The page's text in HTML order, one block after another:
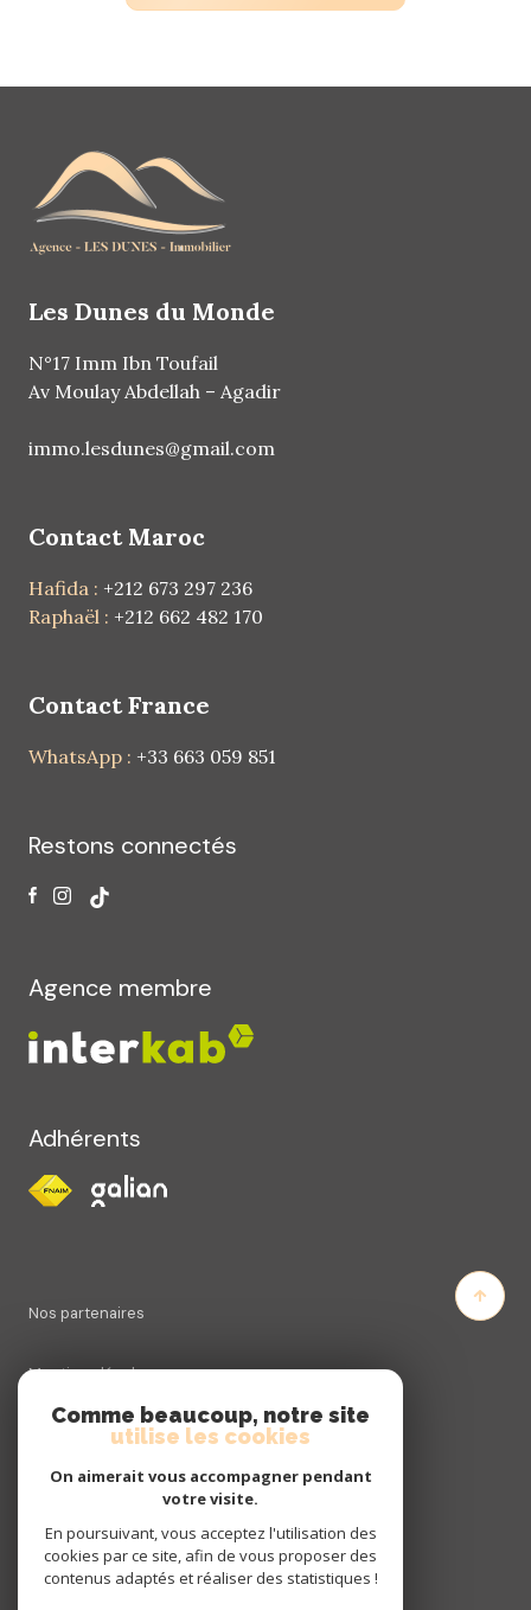
Contact France
WhatsApp : +33 663 059 851
Contact Maroc
Hafida : +212 673 297 236
Raphaël : +212 662 482 170
Les Dunes du Monde
immo.lesdunes@gmail.com
N°17 Imm Ibn Toufail
Av Moulay Abdellah – Agadir
Restons connectés
Agence membre
Adhérents
Nos partenaires
Mentions légales
Cookies
Comme beaucoup, notre site
utilise les cookies
On aimerait vous accompagner pendant
votre visite.
En poursuivant, vous acceptez l'utilisation des
cookies par ce site, afin de vous proposer des
contenus adaptés et réaliser des statistiques !